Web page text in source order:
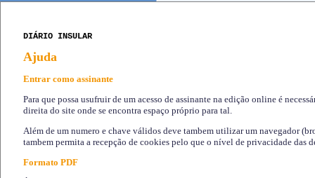
DIÁRIO INSULAR
Ajuda
Entrar como assinante
Para que possa usufruir de um acesso de assinante na edição online é
direita do site onde se encontra espaço próprio para tal.
Além de um numero e chave válidos deve tambem utilizar um navegador
tambem permita a recepção de cookies pelo que o nível de privacidade das
Formato PDF